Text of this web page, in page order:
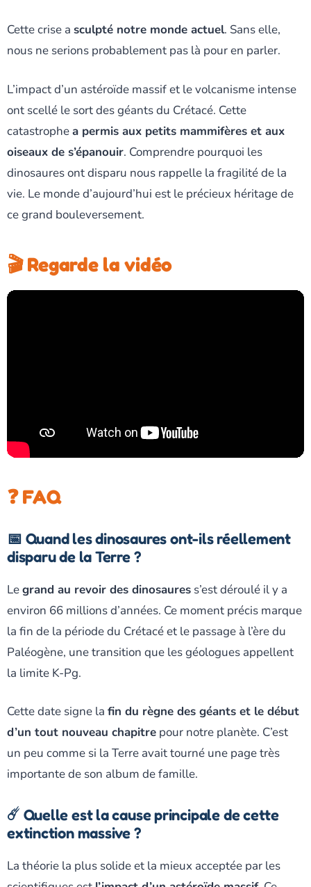
Cette crise a sculpté notre monde actuel. Sans elle,
nous ne serions probablement pas là pour en parler.
L’impact d’un astéroïde massif et le volcanisme intense
ont scellé le sort des géants du Crétacé. Cette
catastrophea permis aux petits mammifères et aux
oiseaux de s’épanouir. Comprendre pourquoi les
dinosaures ont disparu nous rappelle la fragilité de la
vie. Le monde d’aujourd’hui est le précieux héritage de
ce grand bouleversement.
🎬 Regarde la vidéo
❓ FAQ
📅 Quand les dinosaures ont-ils réellement
disparu de la Terre ?
Legrand au revoir des dinosaures s’est déroulé il y a
environ 66 millions d’années. Ce moment précis marque
la fin de la période du Crétacé et le passage à l’ère du
Paléogène, une transition que les géologues appellent
la limite K-Pg.
Cette date signe la fin du règne des géants et le début
d’un tout nouveau chapitre pour notre planète. C’est
un peu comme si la Terre avait tourné une page très
importante de son album de famille.
☄️ Quelle est la cause principale de cette
extinction massive ?
La théorie la plus solide et la mieux acceptée par les